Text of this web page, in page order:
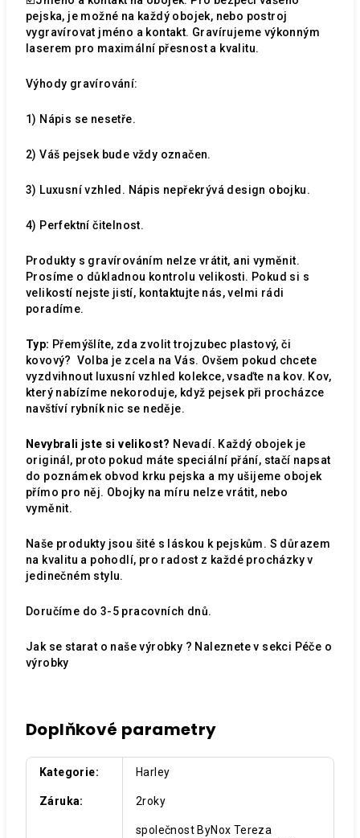
pejska, je možné na každý obojek, nebo postroj
vygravírovat jméno a kontakt. Gravírujeme výkonným
laserem pro maximální přesnost a kvalitu.
Výhody gravírování:
1) Nápis se nesetře.
2) Váš pejsek bude vždy označen.
3) Luxusní vzhled. Nápis nepřekrývá design obojku.
4) Perfektní čitelnost.
Produkty s gravírováním nelze vrátit, ani vyměnit.
Prosíme o důkladnou kontrolu velikosti. Pokud si s
velikostí nejste jistí, kontaktujte nás, velmi rádi
poradíme.
Typ: Přemýšlíte, zda zvolit trojzubec plastový, či
kovový? Volba je zcela na Vás. Ovšem pokud chcete
vyzdvihnout luxusní vzhled kolekce, vsaďte na kov. Kov,
který nabízíme nekoroduje, když pejsek při procházce
navštíví rybník nic se neděje.
Nevybrali jste si velikost? Nevadí. Každý obojek je
originál, proto pokud máte speciální přání, stačí napsat
do poznámek obvod krku pejska a my ušijeme obojek
přímo pro něj. Obojky na míru nelze vrátit, nebo
vyměnit.
Naše produkty jsou šité s láskou k pejskům. S důrazem
na kvalitu a pohodlí, pro radost z každé procházky v
jedinečném stylu.
Doručíme do 3-5 pracovních dnů.
Jak se starat o naše výrobky ? Naleznete v sekci Péče o
výrobky
Doplňkové parametry
Kategorie: Harley
Záruka: 2roky
společnost ByNox Tereza